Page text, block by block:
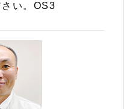
い。OS3